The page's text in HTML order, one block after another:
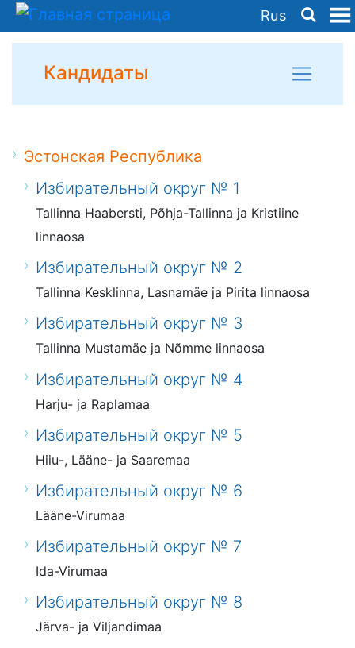
Rus
Кандидаты
Эстонская Республика
Избирательный округ № 1
Tallinna Haabersti, Põhja-Tallinna ja Kristiine
linnaosa
Избирательный округ № 2
Tallinna Kesklinna, Lasnamäe ja Pirita linnaosa
Избирательный округ № 3
Tallinna Mustamäe ja Nõmme linnaosa
Избирательный округ № 4
Harju- ja Raplamaa
Избирательный округ № 5
Hiiu-, Lääne- ja Saaremaa
Избирательный округ № 6
Lääne-Virumaa
Избирательный округ № 7
Ida-Virumaa
Избирательный округ № 8
Järva- ja Viljandimaa